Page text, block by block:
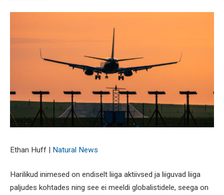
Ethan Huff | Natural News
Harilikud inimesed on endiselt liiga aktiivsed ja liiguvad liiga
paljudes kohtades ning see ei meeldi globalistidele, seega on